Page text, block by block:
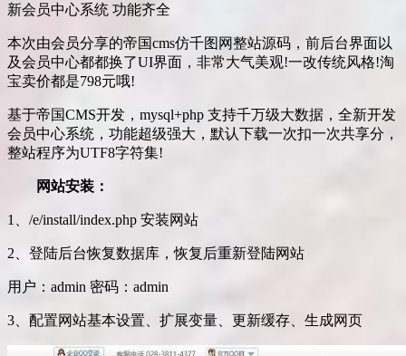
新会员中心系统 功能齐全
本次由会员分享的帝国cms仿千图网整站源码，前后台界面以
及会员中心都都换了UI界面，非常大气美观!一改传统风格!淘
宝卖价都是798元哦!
基于帝国CMS开发，mysql+php 支持千万级大数据，全新开发
会员中心系统，功能超级强大，默认下载一次扣一次共享分，
整站程序为UTF8字符集!
网站安装：
1、/e/install/index.php 安装网站
2、登陆后台恢复数据库，恢复后重新登陆网站
用户：admin 密码：admin
3、配置网站基本设置、扩展变量、更新缓存、生成网页